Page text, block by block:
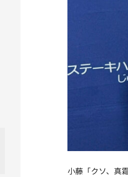
小藤「クソ、真